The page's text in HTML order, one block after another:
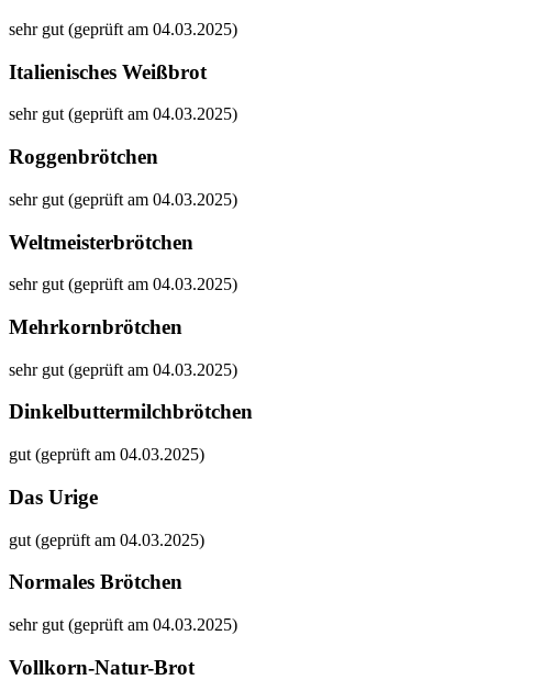
sehr gut (geprüft am 04.03.2025)
Italienisches Weißbrot
sehr gut (geprüft am 04.03.2025)
Roggenbrötchen
sehr gut (geprüft am 04.03.2025)
Weltmeisterbrötchen
sehr gut (geprüft am 04.03.2025)
Mehrkornbrötchen
sehr gut (geprüft am 04.03.2025)
Dinkelbuttermilchbrötchen
gut (geprüft am 04.03.2025)
Das Urige
gut (geprüft am 04.03.2025)
Normales Brötchen
sehr gut (geprüft am 04.03.2025)
Vollkorn-Natur-Brot